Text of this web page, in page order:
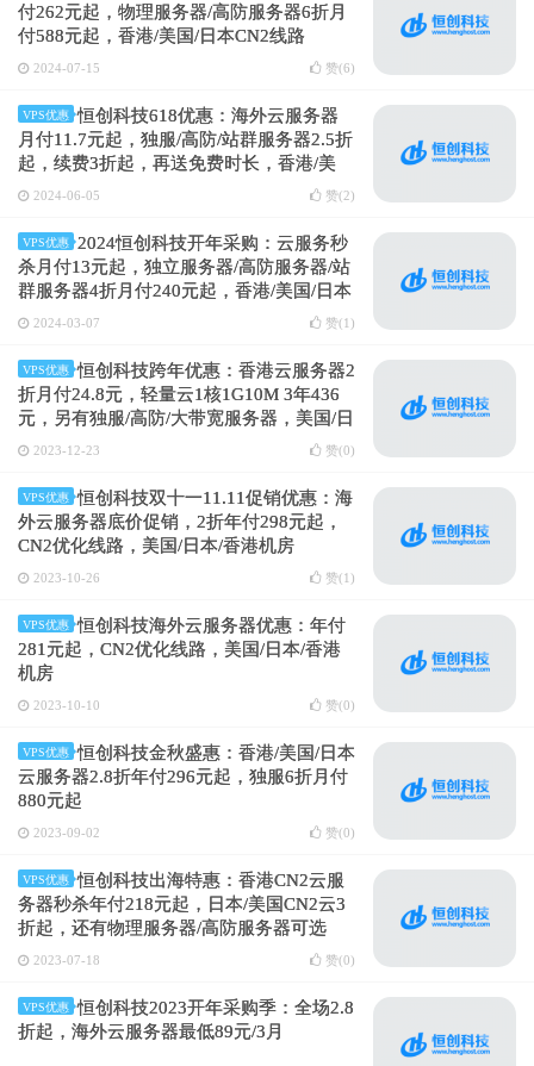
付262元起，物理服务器/高防服务器6折月
付588元起，香港/美国/日本CN2线路
2024-07-15 赞(6)
VPS优惠
恒创科技618优惠：海外云服务器
月付11.7元起，独服/高防/站群服务器2.5折
起，续费3折起，再送免费时长，香港/美
国/日本CN2线路
2024-06-05 赞(2)
VPS优惠
2024恒创科技开年采购：云服务秒
杀月付13元起，独立服务器/高防服务器/站
群服务器4折月付240元起，香港/美国/日本
CN2线路
2024-03-07 赞(1 )
VPS优惠
恒创科技跨年优惠：香港云服务器2
折月付24.8元，轻量云1核1G10M 3年436
元，另有独服/高防/大带宽服务器，美国/日
本/香港CN2
2023-12-23 赞(0)
VPS优惠
恒创科技双十一11.11促销优惠：海
外云服务器底价促销，2折年付298元起，
CN2优化线路，美国/日本/香港机房
2023-10-26 赞(1 )
VPS优惠
恒创科技海外云服务器优惠：年付
281元起，CN2优化线路，美国/日本/香港
机房
2023-10-10 赞(0)
VPS优惠
恒创科技金秋盛惠：香港/美国/日本
云服务器2.8折年付296元起，独服6折月付
880元起
2023-09-02 赞(0)
VPS优惠
恒创科技出海特惠：香港CN2云服
务器秒杀年付218元起，日本/美国CN2云3
折起，还有物理服务器/高防服务器可选
2023-07-18 赞(0)
VPS优惠
恒创科技2023开年采购季：全场2.8
折起，海外云服务器最低89元/3月